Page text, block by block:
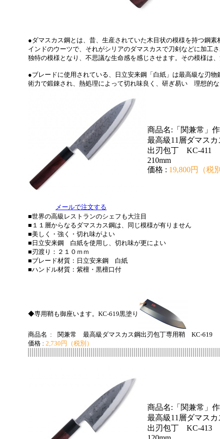
●ダマスカス鋼とは、昔、生産されていた木目状の模様を持つ鋼
インドのウーツで、それがシリアのダマスカスで刀剣などに加工
独特の模様となり、不思議な生命感を感じさせます。その模様は
●ブレードに使用されている、日立安来鋼「白紙」は最高級な刃
術力で鍛錬され、熱処理によって切れ味良く、研ぎ易い 理想的
メールで注文する
商品名:「関兼常」作
最高級11層ダマスカ
出刃包丁 KC-411
210mm
価格 : 19,800円（税
■世界の高級レストランのシェフも大注目
■１１層からなるダマスカス鋼は、同じ模様が有りません
■美しく・強く・切れ味がよい
■日立安来鋼 白紙を使用し、切れ味が更によい
■刃渡り：２１０ｍｍ
■ブレード材質：日立安来鋼 白紙
■ハンドル材質：紫檀・黒檀口付
◆専用鞘も御座います。KC-619黒塗り
商品名 :
関兼常 最高級ダマスカス鋼出刃包丁専用鞘 KC-619
価格 : 2,730円（税別）
商品名:「関兼常」作
最高級11層ダマスカ
出刃包丁 KC-413